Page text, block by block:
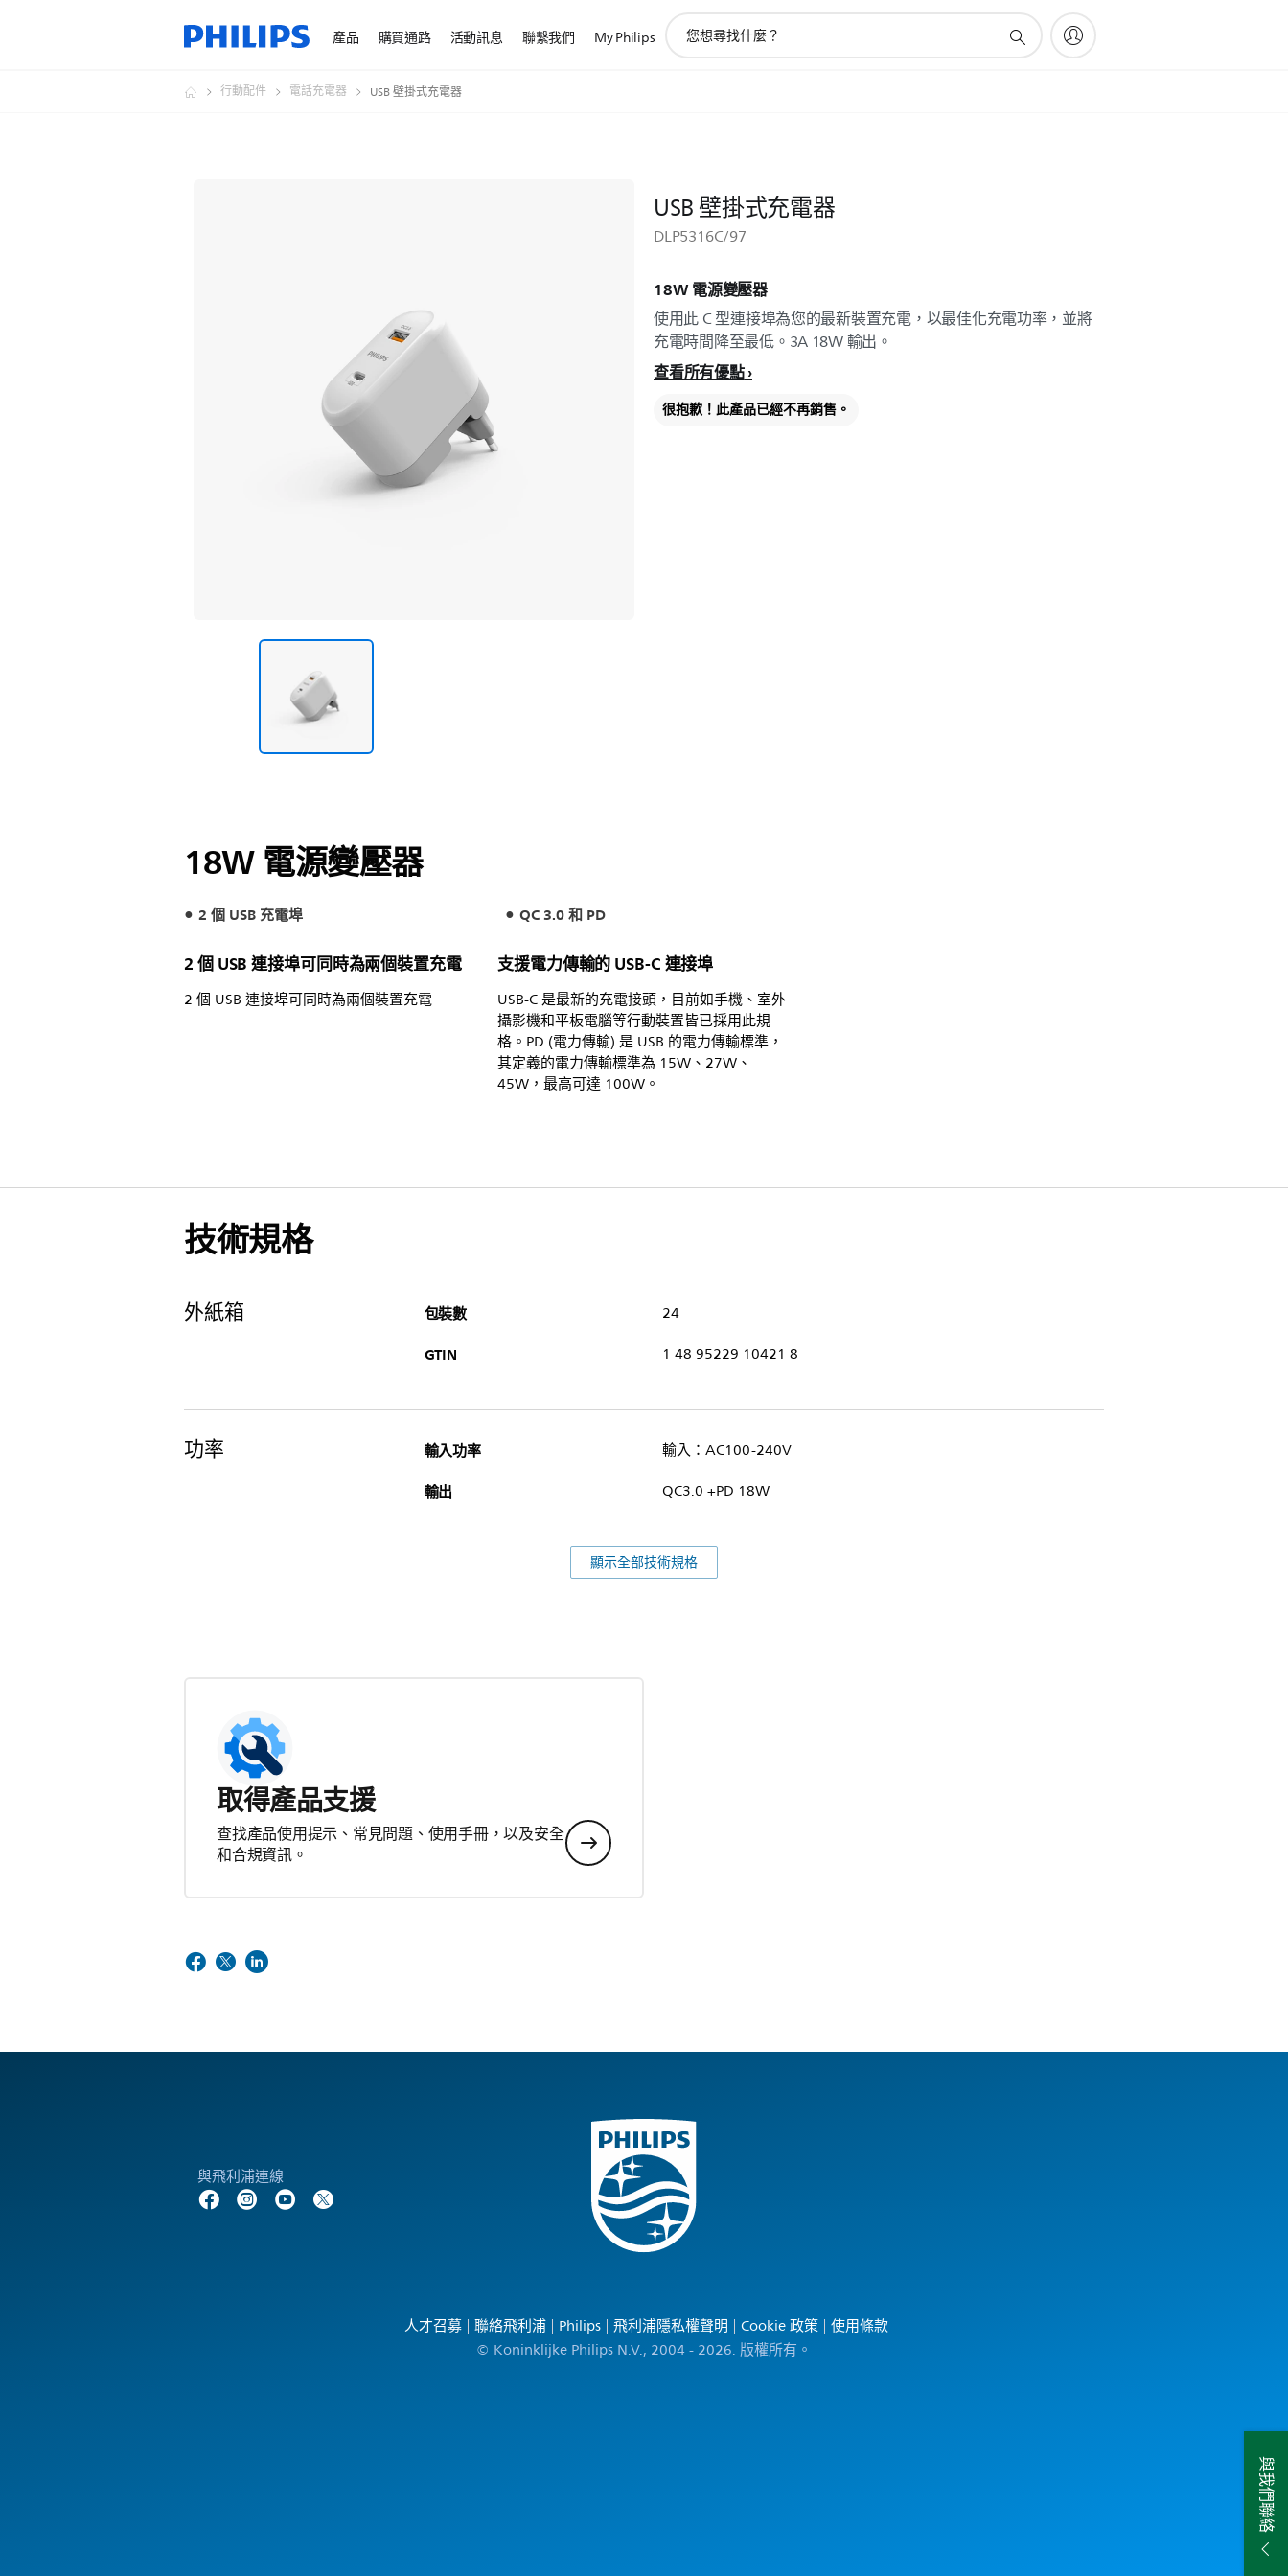
產品 購買通路 活動訊息 聯繫我們 My Philips
行動配件 電話充電器 USB 壁掛式充電器
USB 壁掛式充電器
DLP5316C/97
18W 電源變壓器
使用此 C 型連接埠為您的最新裝置充電，以最佳化充電功率，並將
充電時間降至最低。3A 18W 輸出。
查看所有優點
很抱歉！此產品已經不再銷售。
18W 電源變壓器
2 個 USB 充電埠 QC 3.0 和 PD
2 個 USB 連接埠可同時為兩個裝置充電
2 個 USB 連接埠可同時為兩個裝置充電
支援電力傳輸的 USB-C 連接埠
USB-C 是最新的充電接頭，目前如手機、室外
攝影機和平板電腦等行動裝置皆已採用此規
格。PD (電力傳輸) 是 USB 的電力傳輸標準，
其定義的電力傳輸標準為 15W、27W、
45W，最高可達 100W。
技術規格
外紙箱 包裝數 24
GTIN 1 48 95229 10421 8
功率 輸入功率 輸入：AC100-240V
輸出 QC3.0 +PD 18W
顯示全部技術規格
取得產品支援
查找產品使用提示、常見問題、使用手冊，以及安全
和合規資訊。
與我們聯絡
與飛利浦連線
人才召募 聯絡飛利浦 Philips 飛利浦隱私權聲明 Cookie 政策 使用條款
© Koninklijke Philips N.V., 2004 - 2026. 版權所有。